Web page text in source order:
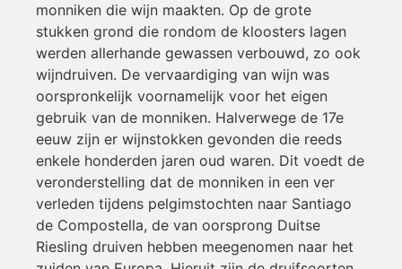
monniken die wijn maakten. Op de grote
stukken grond die rondom de kloosters lagen
werden allerhande gewassen verbouwd, zo ook
wijndruiven. De vervaardiging van wijn was
oorspronkelijk voornamelijk voor het eigen
gebruik van de monniken. Halverwege de 17e
eeuw zijn er wijnstokken gevonden die reeds
enkele honderden jaren oud waren. Dit voedt de
veronderstelling dat de monniken in een ver
verleden tijdens pelgimstochten naar Santiago
de Compostella, de van oorsprong Duitse
Riesling druiven hebben meegenomen naar het